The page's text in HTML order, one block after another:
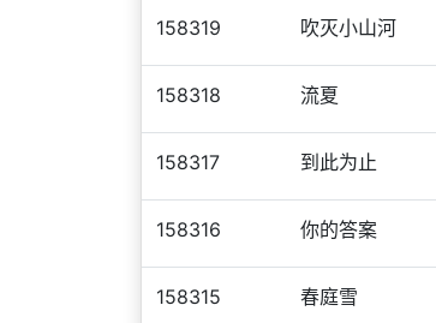
158319 吹灭小山河
158318 流夏
158317 到此为止
158316 你的答案
158315 春庭雪